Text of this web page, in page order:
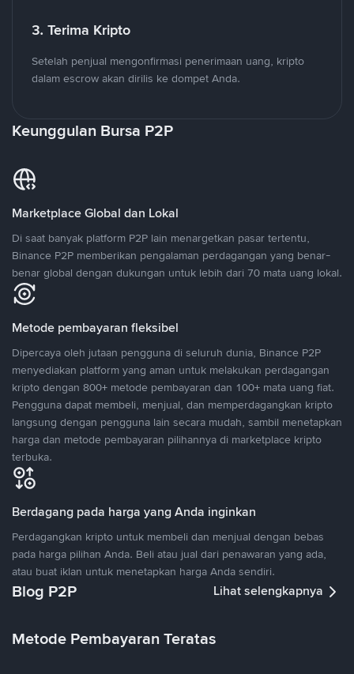
3. Terima Kripto
Setelah penjual mengonfirmasi penerimaan uang, kripto
dalam escrow akan dirilis ke dompet Anda.
Keunggulan Bursa P2P
Marketplace Global dan Lokal
Di saat banyak platform P2P lain menargetkan pasar tertentu,
Binance P2P memberikan pengalaman perdagangan yang benar-
benar global dengan dukungan untuk lebih dari 70 mata uang lokal.
Metode pembayaran fleksibel
Dipercaya oleh jutaan pengguna di seluruh dunia, Binance P2P
menyediakan platform yang aman untuk melakukan perdagangan
kripto dengan 800+ metode pembayaran dan 100+ mata uang fiat.
Pengguna dapat membeli, menjual, dan memperdagangkan kripto
langsung dengan pengguna lain secara mudah, sambil menetapkan
harga dan metode pembayaran pilihannya di marketplace kripto
terbuka.
Berdagang pada harga yang Anda inginkan
Perdagangkan kripto untuk membeli dan menjual dengan bebas
pada harga pilihan Anda. Beli atau jual dari penawaran yang ada,
atau buat iklan untuk menetapkan harga Anda sendiri.
Blog P2P Lihat selengkapnya
Metode Pembayaran Teratas